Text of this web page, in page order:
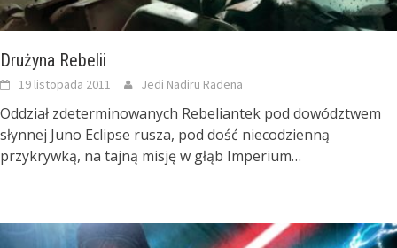
Drużyna Rebelii
19 listopada 2011 Jedi Nadiru Radena
Oddział zdeterminowanych Rebeliantek pod dowództwem
słynnej Juno Eclipse rusza, pod dość niecodzienną
przykrywką, na tajną misję w głąb Imperium…